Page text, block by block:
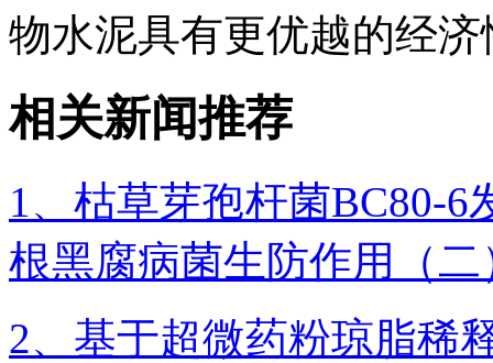
物水泥具有更优越的经
相关新闻推荐
1、枯草芽孢杆菌BC80-
根黑腐病菌生防作用（二
2、基于超微药粉琼脂稀